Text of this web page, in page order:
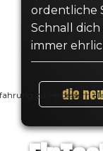
ordentliche
Schnall dich
immer
die
zu verbessern